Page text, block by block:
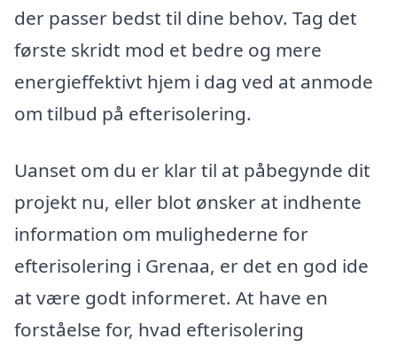
der passer bedst til dine behov. Tag det
første skridt mod et bedre og mere
energieffektivt hjem i dag ved at anmode
om tilbud på efterisolering.
Uanset om du er klar til at påbegynde dit
projekt nu, eller blot ønsker at indhente
information om mulighederne for
efterisolering i Grenaa, er det en god ide
at være godt informeret. At have en
forståelse for, hvad efterisolering